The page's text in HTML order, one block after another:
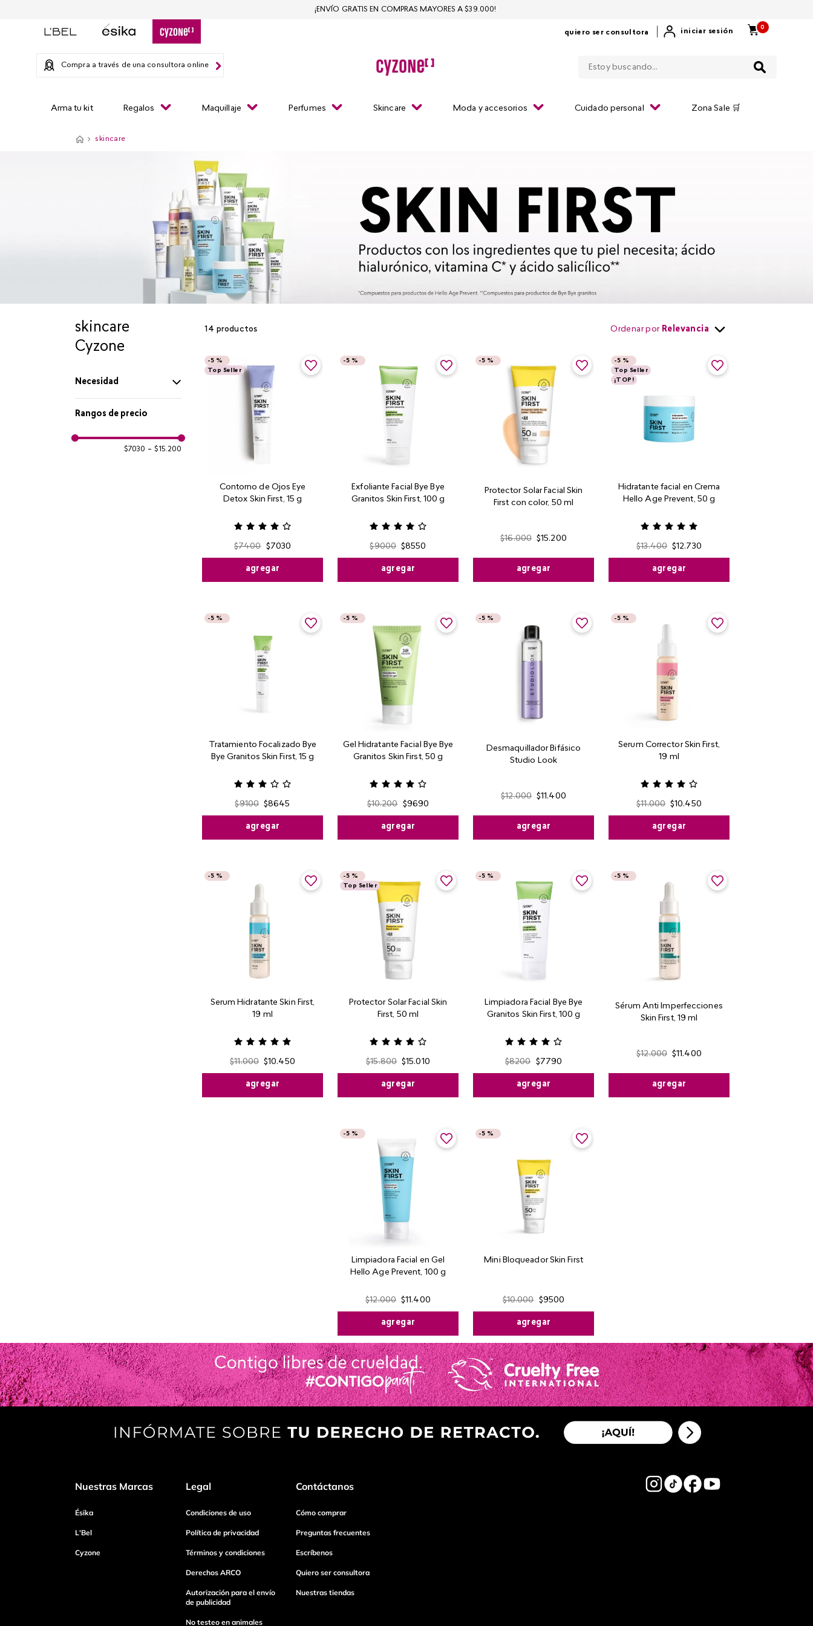
quiero ser consultora iniciar sesión
0
Compra a través de una consultora online
Arma tu kit Regalos Maquillaje Perfumes Skincare Moda y accesorios Cuidado personal Zona Sale 🛒
¡ENVÍO GRATIS EN COMPRAS MAYORES A $39.000!
skincare
skincare
Cyzone
Necesidad
Manchas en la piel
Limpia y tonifica
Rangos de precio
$7030 – $15.200
14 productos Ordenar por Relevancia
Contorno de Ojos Eye
Detox Skin First, 15 g
-5 %
Top Seller
$7400 $7030
agregar
Exfoliante Facial Bye Bye
Granitos Skin First, 100 g
-5 %
$9000 $8550
agregar
Protector Solar Facial Skin
First con color, 50 ml
-5 %
$16.000 $15.200
agregar
Hidratante facial en Crema
Hello Age Prevent, 50 g
-5 %
Top Seller
¡TOP!
$13.400 $12.730
agregar
Tratamiento Focalizado Bye
Bye Granitos Skin First, 15 g
-5 %
$9100 $8645
agregar
Gel Hidratante Facial Bye Bye
Granitos Skin First, 50 g
-5 %
$10.200 $9690
agregar
Desmaquillador Bifásico
Studio Look
-5 %
$12.000 $11.400
agregar
Serum Corrector Skin First,
19 ml
-5 %
$11.000 $10.450
agregar
Serum Hidratante Skin First,
19 ml
-5 %
$11.000 $10.450
agregar
Protector Solar Facial Skin
First, 50 ml
-5 %
Top Seller
$15.800 $15.010
agregar
Limpiadora Facial Bye Bye
Granitos Skin First, 100 g
-5 %
$8200 $7790
agregar
Sérum Anti Imperfecciones
Skin First, 19 ml
-5 %
$12.000 $11.400
agregar
Limpiadora Facial en Gel
Hello Age Prevent, 100 g
-5 %
$12.000 $11.400
agregar
Mini Bloqueador Skin First
-5 %
$10.000 $9500
agregar
Nuestras Marcas
Ésika
L'Bel
Cyzone
Legal
Condiciones de uso
Política de privacidad
Términos y condiciones
Derechos ARCO
Autorización para el envío
de publicidad
No testeo en animales
Contáctanos
Cómo comprar
Preguntas frecuentes
Escríbenos
Quiero ser consultora
Nuestras tiendas